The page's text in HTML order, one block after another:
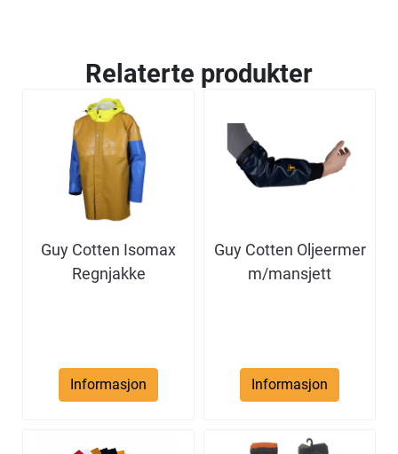
Relaterte produkter
Guy Cotten Isomax
Regnjakke
Informasjon
Guy Cotten Oljeermer
m/mansjett
Informasjon